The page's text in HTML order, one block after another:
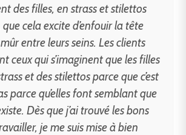
des filles, en strass et stilettos
cela excite d’enfouir la tête
entre leurs seins. Les clients
ceux qui s’imaginent que les filles
et des stilettos parce que c’est
parce qu’elles font semblant que
Dès que j’ai trouvé les bons
je me suis mise à bien